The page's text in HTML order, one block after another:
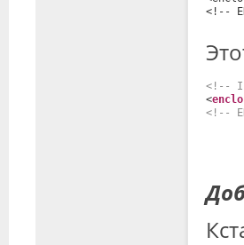
<!--
<!--
<
<!--